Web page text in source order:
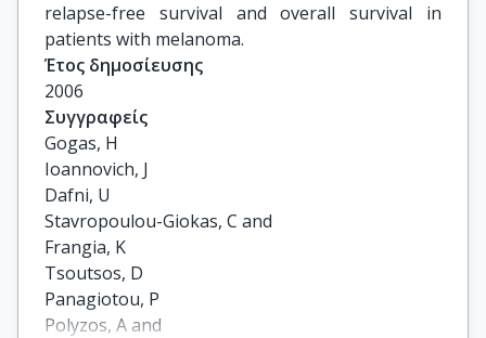
relapse-free survival and overall survival in
patients with melanoma.
Έτος δημοσίευσης
2006
Συγγραφείς
Gogas, H
Ioannovich, J
Dafni, U
Stavropoulou-Giokas, C and
Frangia, K
Tsoutsos, D
Panagiotou, P
Polyzos, A and